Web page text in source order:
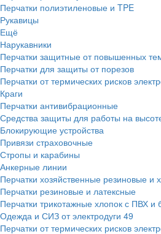
Перчатки полиэтиленовые и TPE
Рукавицы
Ещё
Нарукавники
Перчатки защитные от повышенных
Перчатки для защиты от порезов
Перчатки от термических рисков
Краги
Перчатки антивибрационные
Средства защиты для работы на
Блокирующие устройства
Привязи страховочные
Стропы и карабины
Анкерные линии
Перчатки хозяйственные резиновые и
Перчатки резиновые и латексные
Перчатки трикотажные хлопок с ПВХ и
Одежда и СИЗ от электродуги 49
Перчатки от термических рисков